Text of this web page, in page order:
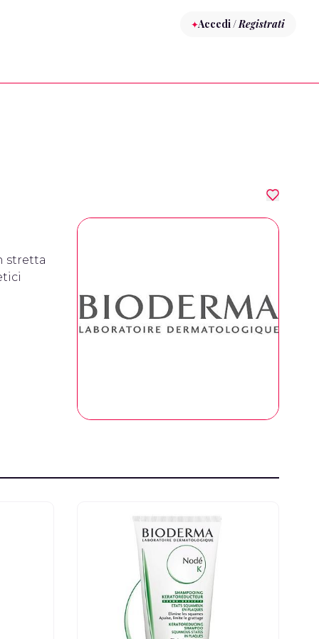
Accedi /Registrati
stretta